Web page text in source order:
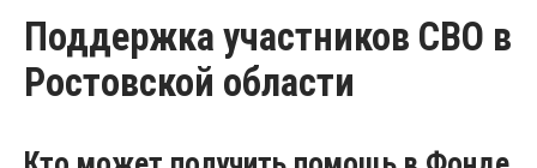
Поддержка участников СВО в
Ростовской области